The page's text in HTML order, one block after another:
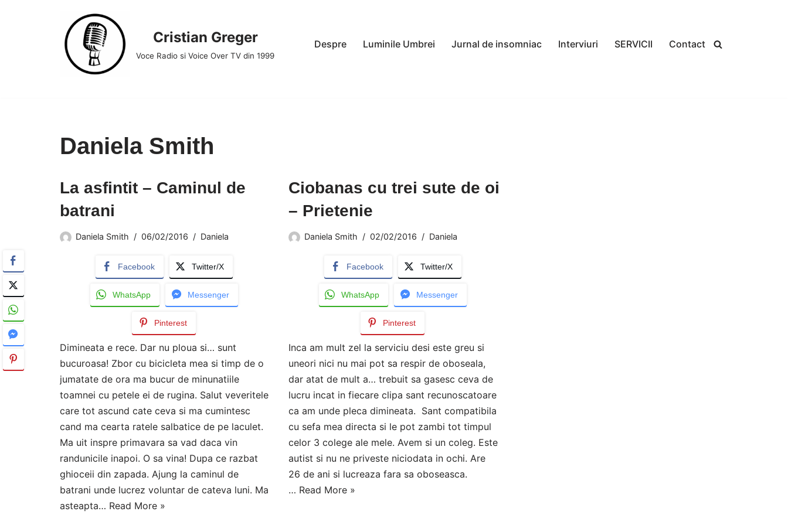
Cristian Greger
Voce Radio si Voice Over TV din 1999
Despre Luminile Umbrei Jurnal de insomniac Interviuri SERVICII Contact
Daniela Smith
La asfintit – Caminul de
batrani
Daniela Smith 06/02/2016 Daniela
Facebook Twitter/X
WhatsApp Messenger
Pinterest
Dimineata e rece. Dar nu ploua si… sunt
bucuroasa! Zbor cu bicicleta mea si timp de o
jumatate de ora ma bucur de minunatiile
toamnei cu petele ei de rugina. Salut veveritele
care tot ascund cate ceva si ma cumintesc
cand ma cearta ratele salbatice de pe laculet.
Ma uit inspre primavara sa vad daca vin
randunicile inapoi. O sa vina! Dupa ce razbat
ghioceii din zapada. Ajung la caminul de
batrani unde lucrez voluntar de cateva luni. Ma
asteapta… Read More »
Ciobanas cu trei sute de oi
– Prietenie
Daniela Smith 02/02/2016 Daniela
Facebook Twitter/X
WhatsApp Messenger
Pinterest
Inca am mult zel la serviciu desi este greu si
uneori nici nu mai pot sa respir de oboseala,
dar atat de mult a… trebuit sa gasesc ceva de
lucru incat in fiecare clipa sant recunoscatoare
ca am unde pleca dimineata. Sant compatibila
cu sefa mea directa si le pot zambi tot timpul
celor 3 colege ale mele. Avem si un coleg. Este
autist si nu ne priveste niciodata in ochi. Are
26 de ani si lucreaza fara sa oboseasca.
… Read More »